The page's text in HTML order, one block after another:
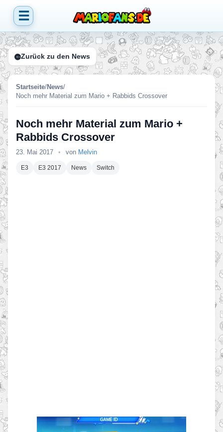
☰
Zurück zu den News
Startseite/News/
Noch mehr Material zum Mario + Rabbids Crossover
Noch mehr Material zum Mario +
Rabbids Crossover
23. Mai 2017 • von Melvin
E3 E3 2017 News Switch